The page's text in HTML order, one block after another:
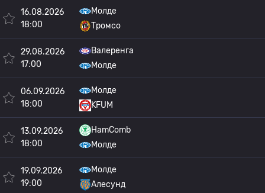
16.08.2026
18:00
Молде
Тромсо
29.08.2026
17:00
Валеренга
Молде
06.09.2026
18:00
Молде
KFUM
13.09.2026
18:00
HamComb
Молде
19.09.2026
19:00
Молде
Алесунд